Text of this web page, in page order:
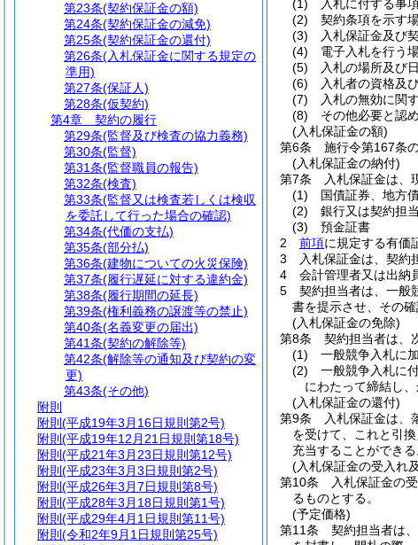
(1)
入札に付する事
(2)
契約条項を示す
(3)
入札保証金及び
(4)
電子入札を行う
(5)
入札の場所及び
(6)
入札者の資格及
(7)
入札の無効に関
(8)
その他必要と認
(入札保証金の額)
第6条
施行令第167条
(入札保証金の納付)
第7条
入札保証金は、
(1)
国債証券、地方
(2)
銀行又は契約担
(3)
預金証書
2
前項に規定する有価
3
入札保証金は、契約
4
会計管理者又は出納
5
契約担当者は、一般
書を提示させ、その確
(入札保証金の免除)
第8条
契約担当者は、
(1)
一般競争入札に
(2)
一般競争入札に
にわたって締結し
(入札保証金の還付)
第9条
入札保証金は、
を受けて、これと引
充当することができる
(入札保証金の受入れ
第10条
入札保証金の
るものとする。
(予定価格)
第11条
契約担当者は
第23条(契約保証金の額)
第24条(契約保証金の減免)
第25条(契約保証金の還付)
第26条(入札保証金に関する規定の
準用)
第27条(保証人)
第28条(仮契約)
第4章
契約の履行
第29条(監督及び検査の協力義務)
第30条(監督)
第31条(監督職員の報告)
第32条(検査)
第33条(監督又は検査若しくは検収
を委託して行った場合の確認)
第34条(代価の支払)
第35条(部分払)
第36条(建物についての火災保険)
第37条(履行遅延に対する違約金)
第38条(履行期間の延長)
第39条(権利義務の譲渡等の禁止)
第40条(名義変更の届出)
第41条(契約の解除等)
第42条(解除等の通知及び契約の変
更)
第43条(その他)
附則
附則 (平成19年3月16日規則第2号)
附則 (平成19年12月21日規則第18号)
附則 (平成21年3月23日規則第12号)
附則 (平成23年3月3日規則第2号)
附則 (平成26年3月7日規則第8号)
附則 (平成28年3月18日規則第1号)
附則 (平成29年4月1日規則第11号)
附則 (令和2年9月1日規則第25号)